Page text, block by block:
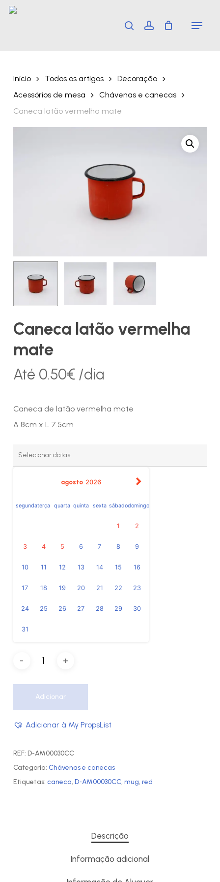
Skip
search account Menu
Início Todos os artigos
Decoração
Acessórios de mesa
Chávenas e canecas
Caneca latão vermelha mate
Caneca latão vermelha
mate
Até 0.50€ /dia
Caneca de latão vermelha mate
A 8cm x L 7.5cm
agosto 2026
segundaterça quarta quinta sexta sábadodomingo
1 2
3 4 5 6 7 8 9
10 11 12 13 14 15 16
17 18 19 20 21 22 23
24 25 26 27 28 29 30
31
Adicionar
Adicionar à My PropsList
REF: D-AM00030CC
Categoria: Chávenas e canecas
Etiquetas: caneca, D-AM00030CC, mug, red
Descrição
Informação adicional